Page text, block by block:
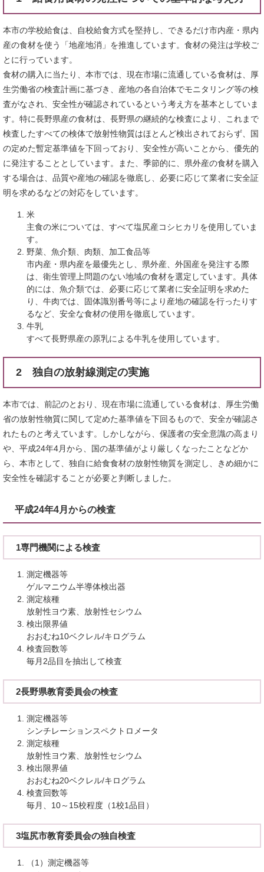
本市の学校給食は、自校給食方式を堅持し、できるだけ市内産・県内
産の食材を使う「地産地消」を推進しています。食材の発注は学校ご
とに行っています。
食材の購入に当たり、本市では、現在市場に流通している食材は、厚
生労働省の検査計画に基づき、産地の各自治体でモニタリング等の検
査がなされ、安全性が確認されているという考え方を基本としていま
す。特に長野県産の食材は、長野県の継続的な検査により、これまで
検査したすべての検体で放射性物質はほとんど検出されておらず、国
の定めた暫定基準値を下回っており、安全性が高いことから、優先的
に発注することとしています。また、季節的に、県外産の食材を購入
する場合は、品質や産地の確認を徹底し、必要に応じて業者に安全証
明を求めるなどの対応をしています。
米
主食の米については、すべて塩尻産コシヒカリを使用していま
す。
野菜、魚介類、肉類、加工食品等
市内産・県内産を最優先とし、県外産、外国産を発注する際
は、衛生管理上問題のない地域の食材を選定しています。具体
的には、魚介類では、必要に応じて業者に安全証明を求めた
り、牛肉では、固体識別番号等により産地の確認を行ったりす
るなど、安全な食材の使用を徹底しています。
牛乳
すべて長野県産の原乳による牛乳を使用しています。
2 独自の放射線測定の実施
本市では、前記のとおり、現在市場に流通している食材は、厚生労働
省の放射性物質に関して定めた基準値を下回るもので、安全が確認さ
れたものと考えています。しかしながら、保護者の安全意識の高まり
や、平成24年4月から、国の基準値がより厳しくなったことなどか
ら、本市として、独自に給食食材の放射性物質を測定し、きめ細かに
安全性を確認することが必要と判断しました。
平成24年4月からの検査
1専門機関による検査
測定機器等
ゲルマニウム半導体検出器
測定核種
放射性ヨウ素、放射性セシウム
検出限界値
おおむね10ベクレル/キログラム
検査回数等
毎月2品目を抽出して検査
2長野県教育委員会の検査
測定機器等
シンチレーションスペクトロメータ
測定核種
放射性ヨウ素、放射性セシウム
検出限界値
おおむね20ベクレル/キログラム
検査回数等
毎月、10～15校程度（1校1品目）
3塩尻市教育委員会の独自検査
（1）測定機器等